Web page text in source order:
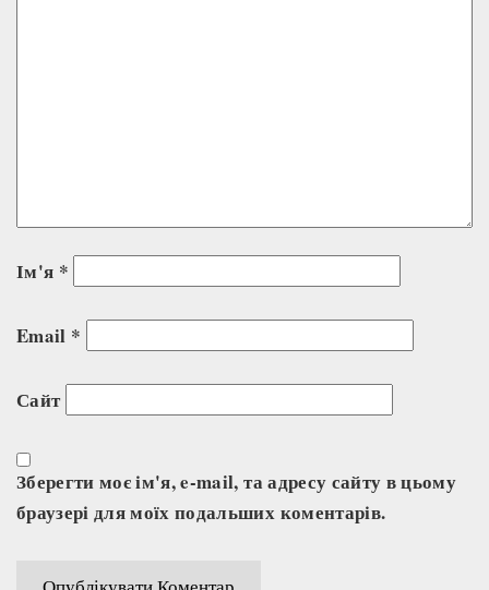
Ім'я *
Email *
Сайт
Зберегти моє ім'я, e-mail, та адресу сайту в цьому
браузері для моїх подальших коментарів.